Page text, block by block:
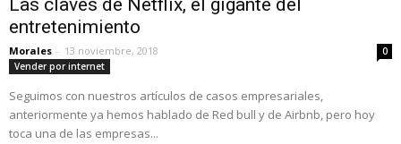
Las claves de Netflix, el gigante del
entretenimiento
Morales - 13 noviembre, 2018
0
Vender por internet
Seguimos con nuestros artículos de casos empresariales,
anteriormente ya hemos hablado de Red bull y de Airbnb, pero hoy
toca una de las empresas...